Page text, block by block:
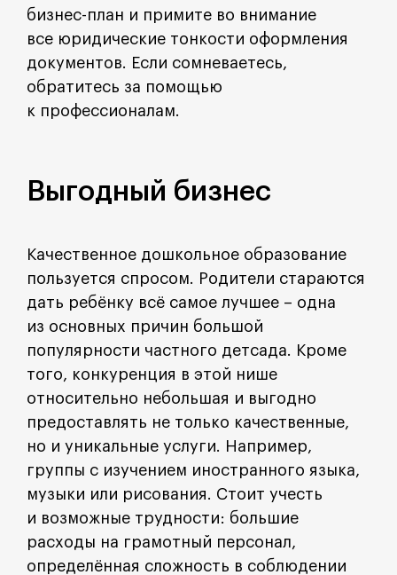
бизнес-план и примите во внимание
все юридические тонкости оформления
документов. Если сомневаетесь,
обратитесь за помощью
к профессионалам.
Выгодный бизнес
Качественное дошкольное образование
пользуется спросом. Родители стараются
дать ребёнку всё самое лучшее – одна
из основных причин большой
популярности частного детсада. Кроме
того, конкуренция в этой нише
относительно небольшая и выгодно
предоставлять не только качественные,
но и уникальные услуги. Например,
группы с изучением иностранного языка,
музыки или рисования. Стоит учесть
и возможные трудности: большие
расходы на грамотный персонал,
определённая сложность в соблюдении